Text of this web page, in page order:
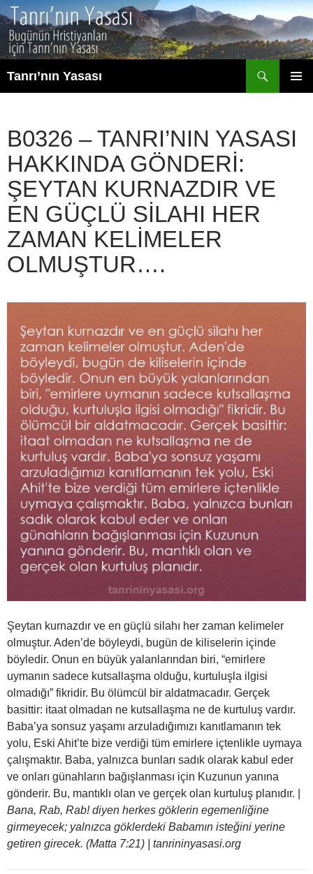
İçeriğe
atla
Tanrı’nın Yasası
B0326 – TANRI’NIN YASASI
HAKKINDA GÖNDERI:
ŞEYTAN KURNAZDIR VE
EN GÜÇLÜ SILAHI HER
ZAMAN KELIMELER
OLMUŞTUR….
Şeytan kurnazdır ve en güçlü silahı her zaman kelimeler
olmuştur. Aden’de böyleydi, bugün de kiliselerin içinde
böyledir. Onun en büyük yalanlarından biri, “emirlere
uymanın sadece kutsallaşma olduğu, kurtuluşla ilgisi
olmadığı” fikridir. Bu ölümcül bir aldatmacadır. Gerçek
basittir: itaat olmadan ne kutsallaşma ne de kurtuluş vardır.
Baba’ya sonsuz yaşamı arzuladığımızı kanıtlamanın tek
yolu, Eski Ahit’te bize verdiği tüm emirlere içtenlikle uymaya
çalışmaktır. Baba, yalnızca bunları sadık olarak kabul eder
ve onları günahların bağışlanması için Kuzunun yanına
gönderir. Bu, mantıklı olan ve gerçek olan kurtuluş planıdır. |
Bana, Rab, Rab! diyen herkes göklerin egemenliğine
girmeyecek; yalnızca göklerdeki Babamın isteğini yerine
getiren girecek. (Matta 7:21) | tanrininyasasi.org